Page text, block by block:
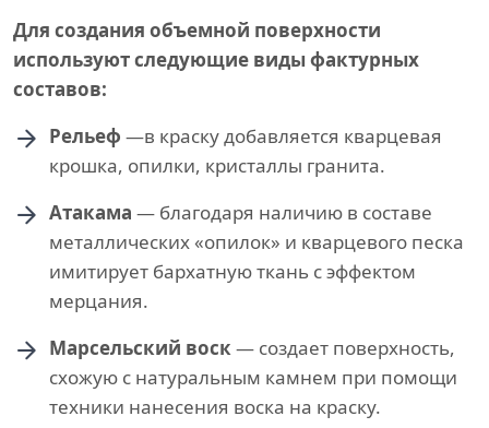
Для создания объемной поверхности
используют следующие виды фактурных
составов:
Рельеф —в краску добавляется кварцевая
крошка, опилки, кристаллы гранита.
Атакама — благодаря наличию в составе
металлических «опилок» и кварцевого песка
имитирует бархатную ткань с эффектом
мерцания.
Марсельский воск— создает поверхность,
схожую с натуральным камнем при помощи
техники нанесения воска на краску.